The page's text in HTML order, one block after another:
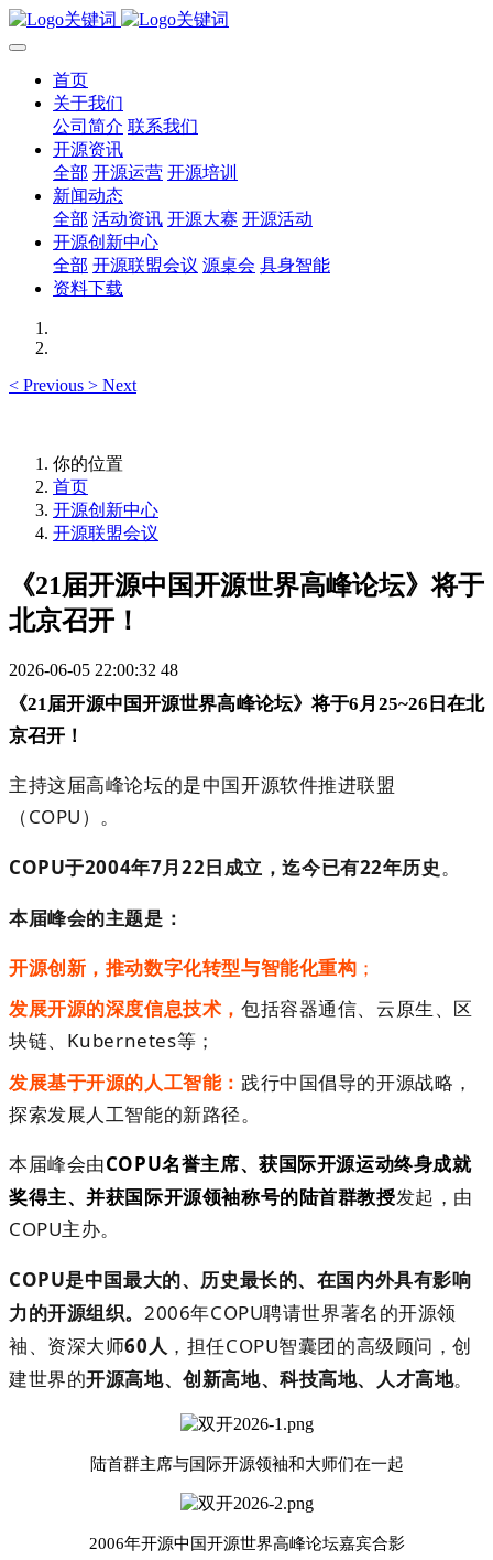
首页
关于我们
公司简介 联系我们
开源资讯
全部 开源运营 开源培训
新闻动态
全部 活动资讯 开源大赛 开源活动
开源创新中心
全部 开源联盟会议 源桌会 具身智能
资料下载
< Previous > Next
你的位置
首页
开源创新中心
开源联盟会议
《21届开源中国开源世界高峰论坛》将于
北京召开！
2026-06-05 22:00:32 48
《21届开源中国开源世界高峰论坛》将于6月25~26日在北
京召开！
主持这届高峰论坛的是中国开源软件推进联盟
（COPU）。
COPU于2004年7月22日成立，迄今已有22年历史。
本届峰会的主题是：
开源创新，推动数字化转型与智能化重构 ；
发展开源的深度信息技术， 包括容器通信、 云原生 、 区
块链、 Kubernetes等；
发展基于开源的人工智能： 践行中国倡导的开源战略，
探索发展人工智能的新路径。
本届峰会由COPU名誉主席、获国际开源运动终身成就
奖得主、并获国际开源领袖称号的陆首群教授发起，由
COPU主办。
COPU是中国最大的、 历史最长的、 在国内外具有影响
力的开源组织。2006年COPU聘请世界著名的开源领
袖、 资深大师60人 ，担任COPU智囊团的高级顾问，创
建世界的开源高地、创新高地、科技高地、 人才高地。
陆首群主席与国际开源领袖和大师们在一起
2006年开源中国开源世界高峰论坛嘉宾合影